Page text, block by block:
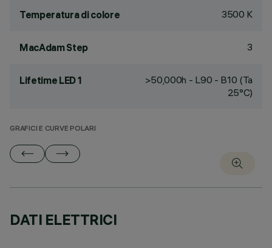
Temperatura di colore 3500 K
MacAdam Step 3
Lifetime LED 1
>50,000h - L90 - B10 (Ta
25°C)
GRAFICI E CURVE POLARI
DATI ELETTRICI